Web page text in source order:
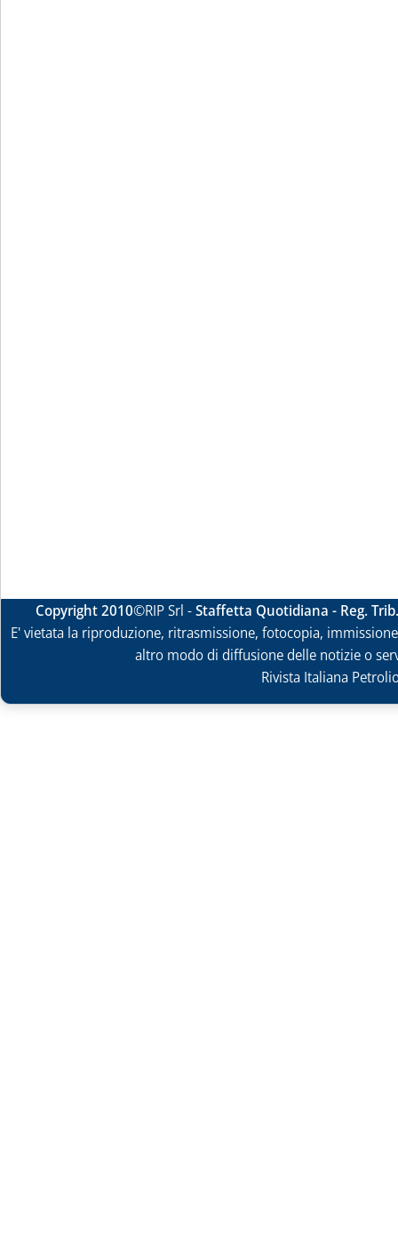
Copyright 2010©RIP Srl -Staffetta Quotidiana - Reg.
E' vietata la riproduzione, ritrasmissione, fotocopia,
altro modo di diffusione delle notizie o
Rivista Italiana